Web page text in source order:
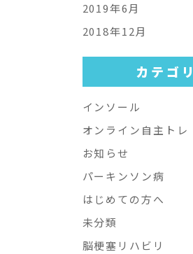
2019年6月
2018年12月
カテゴ
インソール
オンライン自主トレ
お知らせ
パーキンソン病
はじめての方へ
未分類
脳梗塞リハビリ